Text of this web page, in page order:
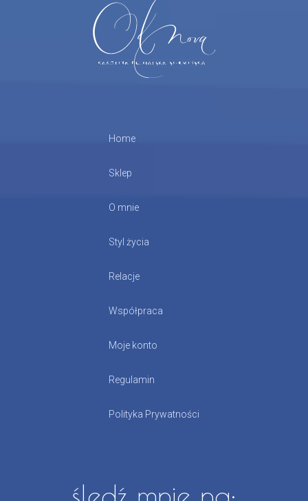
Home
Sklep
O mnie
Styl życia
Relacje
Współpraca
Moje konto
Regulamin
Polityka Prywatności